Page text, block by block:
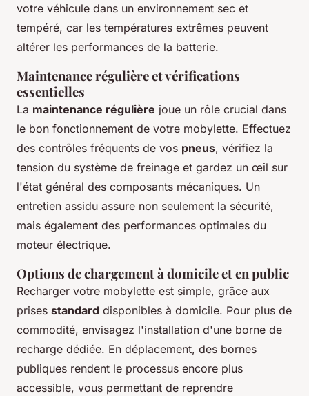
votre véhicule dans un environnement sec et
tempéré, car les températures extrêmes peuvent
altérer les performances de la batterie.
Maintenance régulière et vérifications
essentielles
La maintenance régulière joue un rôle crucial dans
le bon fonctionnement de votre mobylette. Effectuez
des contrôles fréquents de vos pneus, vérifiez la
tension du système de freinage et gardez un œil sur
l'état général des composants mécaniques. Un
entretien assidu assure non seulement la sécurité,
mais également des performances optimales du
moteur électrique.
Options de chargement à domicile et en public
Recharger votre mobylette est simple, grâce aux
prises standard disponibles à domicile. Pour plus de
commodité, envisagez l'installation d'une borne de
recharge dédiée. En déplacement, des bornes
publiques rendent le processus encore plus
accessible, vous permettant de reprendre